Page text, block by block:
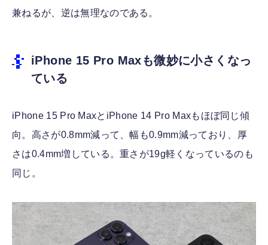
兼ねるが、逆は無理なのである。
iPhone 15 Pro Maxも微妙に小さくなっ
ている
iPhone 15 Pro MaxとiPhone 14 Pro Maxもほぼ同じ傾
向。高さが0.8mm減って、幅も0.9mm減っており、厚
さは0.4mm増している。重さが19g軽くなっているのも
同じ。